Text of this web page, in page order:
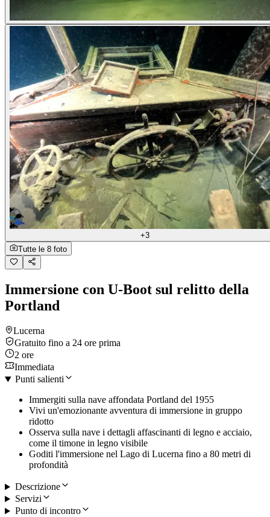
+3
Tutte le 8 foto
Immersione con U-Boot sul relitto della
Portland
Lucerna
Gratuito fino a 24 ore prima
2 ore
Immediata
Punti salienti
Immergiti sulla nave affondata Portland del 1955
Vivi un'emozionante avventura di immersione in gruppo
ridotto
Osserva sulla nave i dettagli affascinanti di legno e acciaio,
come il timone in legno visibile
Goditi l'immersione nel Lago di Lucerna fino a 80 metri di
profondità
Descrizione
Servizi
Punto di incontro